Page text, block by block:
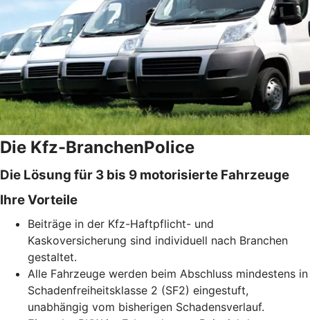
Die Kfz-BranchenPolice
Die Lösung für 3 bis 9 motorisierte Fahrzeuge
Ihre Vorteile
Beiträge in der Kfz-Haftpflicht- und
Kaskoversicherung sind individuell nach Branchen
gestaltet.
Alle Fahrzeuge werden beim Abschluss mindestens in
Schadenfreiheitsklasse 2 (SF2) eingestuft,
unabhängig vom bisherigen Schadensverlauf.